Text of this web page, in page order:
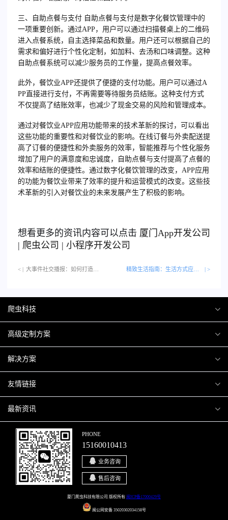
三、自助点餐与支付 自助点餐与支付是数字化餐饮管理中的
一项重要创新。通过APP，用户可以通过扫描餐桌上的二维码
进入点餐系统，自主选择菜品和数量。用户还可以根据自己的
需求和偏好进行个性化定制，如加料、去汤和口味调整。这种
自助点餐系统可以减少服务员的工作量，提高点餐效率。
此外，餐饮业APP还提供了便捷的支付功能。用户可以通过A
PP直接进行支付，不再需要等待服务员结账。这种支付方式
不仅提高了结账效率，也减少了现金交易的风险和管理成本。
通过对餐饮业APP应用功能带来的技术革新的探讨，可以看出
这些功能的重要性和对餐饮业的影响。在线订餐与外卖配送提
高了订餐的便捷性和外卖服务的效率，智能推荐与个性化服务
增加了用户的满意度和忠诚度，自助点餐与支付提高了点餐的
效率和结账的便捷性。通过数字化餐饮管理的改变，APP应用
的功能为餐饮业带来了效率的提升和运营模式的改变。这些技
术革新的引入对餐饮业的未来发展产生了积极的影响。
想看更多的资讯内容可以点击 厦门 App开发公司
| 爬虫公司 | 小程序开发公司
< | | >
爬虫科技
爬虫案例
关于爬虫
高级定制方案
H5互动营销
微信小程序
移动APP
解决方案
商城解决方案
商城会员积分商城解决方案
网站解决方案
智慧校园解决方案
智慧停车解决方案
友情链接
厦门小程序开发
厦门APP开发
厦门微商城开发
博客园
最新资讯
行业资讯
爬虫动态
PHONE
15160010413
业务咨询
售后咨询
厦门爬虫科技有限公司 版权所有 闽ICP备17000429号
闽公网安备 35020302034158号